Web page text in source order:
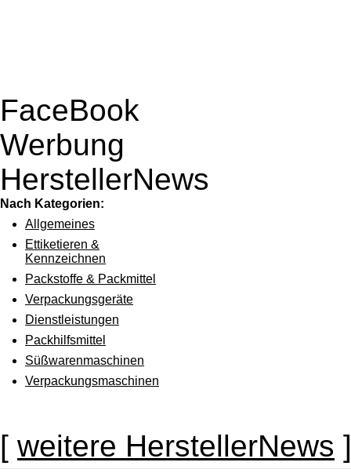
FaceBook
Werbung
HerstellerNews
Nach Kategorien:
Allgemeines
Ettiketieren &
Kennzeichnen
Packstoffe & Packmittel
Verpackungsgeräte
Dienstleistungen
Packhilfsmittel
Süßwarenmaschinen
Verpackungsmaschinen
[ weitere HerstellerNews